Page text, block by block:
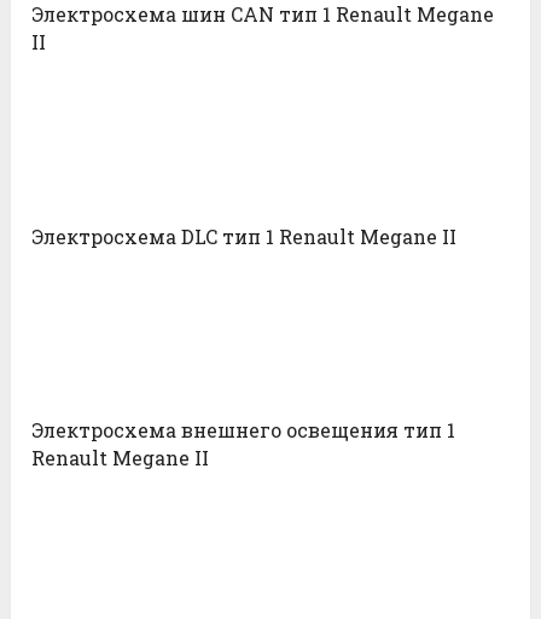
Электросхема шин CAN тип 1 Renault Megane
II
Электросхема DLC тип 1 Renault Megane II
Электросхема внешнего освещения тип 1
Renault Megane II